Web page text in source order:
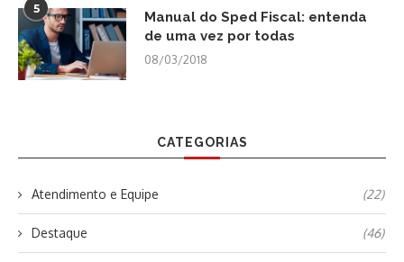
5
Manual do Sped Fiscal: entenda
de uma vez por todas
08/03/2018
CATEGORIAS
Atendimento e Equipe (22)
Destaque (46)